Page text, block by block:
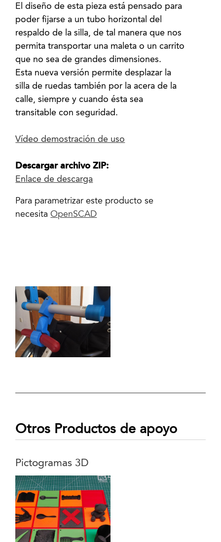
El diseño de esta pieza está pensado para
poder fijarse a un tubo horizontal del
respaldo de la silla, de tal manera que nos
permita transportar una maleta o un carrito
que no sea de grandes dimensiones.
Esta nueva versión permite desplazar la
silla de ruedas también por la acera de la
calle, siempre y cuando ésta sea
transitable con seguridad.
Vídeo demostración de uso
Descargar archivo ZIP:
Enlace de descarga
Para parametrizar este producto se
necesitaOpenSCAD
Otros Productos de apoyo
Pictogramas 3D